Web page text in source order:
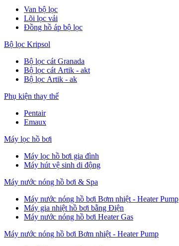
Van bộ lọc
Lõi lọc vải
Đồng hồ áp bộ lọc
Bộ lọc Kripsol
Bộ lọc cát Granada
Bộ lọc cát Artik - akt
Bộ lọc Artik - ak
Phụ kiện thay thế
Pentair
Emaux
Máy lọc hồ bơi
Máy lọc hồ bơi gia đình
Máy hút vệ sinh di động
Máy nước nóng hồ bơi & Spa
Máy nước nóng hồ bơi Bơm nhiệt - Heater Pump
Máy gia nhiệt hồ bơi bằng Điện
Máy nước nóng hồ bơi Heater Gas
Máy nước nóng hồ bơi Bơm nhiệt - Heater Pump